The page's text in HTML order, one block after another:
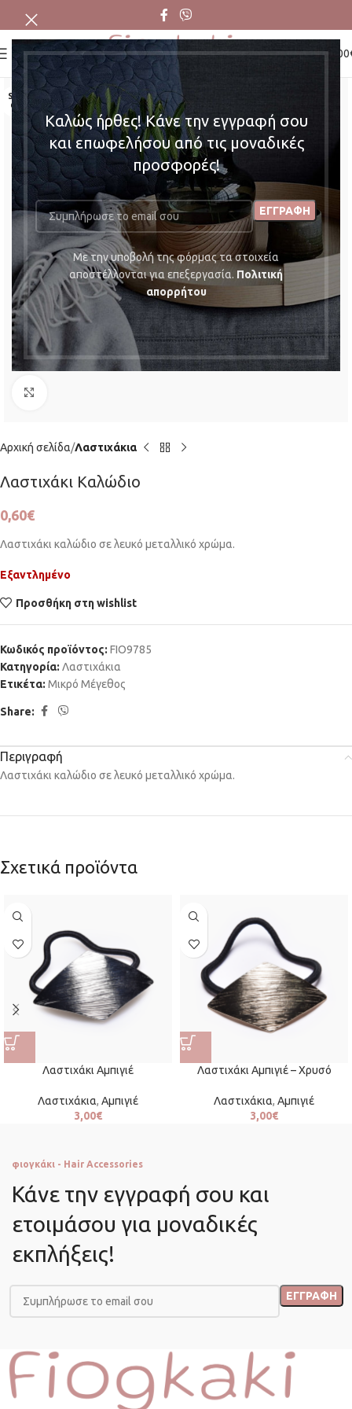
Καλώς ήρθες! Κάνε την εγγραφή σου
και επωφελήσου από τις μοναδικές
προσφορές!
Mε την υποβολή της φόρμας τα στοιχεία
αποστέλλονται για επεξεργασία. Πολιτική
απορρήτου
MENU 0,00
SOLD
OUT
Αρχική σελίδα Λαστιχάκια
Λαστιχάκι Καλώδιο
0,60€
Λαστιχάκι καλώδιο σε λευκό μεταλλικό χρώμα.
Εξαντλημένο
Προσθήκη στη wishlist
Κωδικός προϊόντος: FIO9785
Κατηγορία: Λαστιχάκια
Ετικέτα: Μικρό Μέγεθος
Share:
Περιγραφή
Λαστιχάκι καλώδιο σε λευκό μεταλλικό χρώμα.
Σχετικά προϊόντα
Λαστιχάκι Αμπιγιέ
Λαστιχάκια, Αμπιγιέ
3,00€
Λαστιχάκι Αμπιγιέ – Χρυσό
Λαστιχάκια, Αμπιγιέ
3,00€
φιογκάκι - Hair Accessories
Κάνε την εγγραφή σου και
ετοιμάσου για μοναδικές
εκπλήξεις!